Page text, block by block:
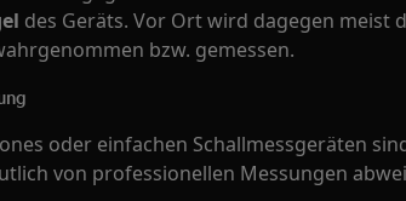
des Geräts. Vor Ort wird dagegen meist
bzw. gemessen.
oder einfachen Schallmessgeräten
von professionellen Messungen